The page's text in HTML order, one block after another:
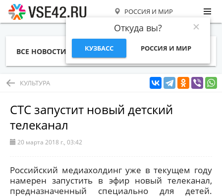
РОССИЯ И МИР
Откуда вы?
КУЗБАСС РОССИЯ И МИР
ВСЕ НОВОСТИ СТАТЬИ ТЕМЫ ФОТО
КУЛЬТУРА
СТС запустит новый детский
телеканал
20 марта 2018 г., 03:42
Российский медиахолдинг уже в текущем году
намерен запустить в эфир новый телеканал,
предназначенный специально для детей.